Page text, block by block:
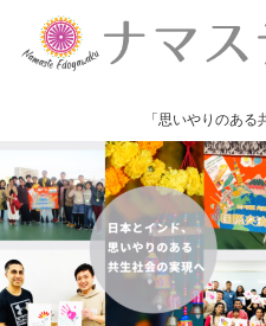
「思いやりのあ